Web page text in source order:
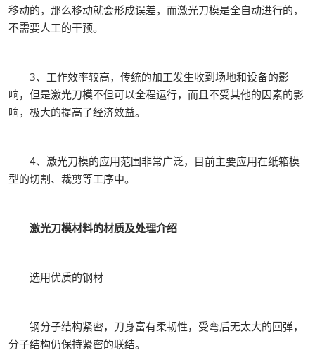
移动的，那么移动就会形成误差，而激光刀模是全自动进行的，
不需要人工的干预。
3、工作效率较高，传统的加工发生收到场地和设备的影
响，但是激光刀模不但可以全程运行，而且不受其他的因素的影
响，极大的提高了经济效益。
4、激光刀模的应用范围非常广泛，目前主要应用在纸箱模
型的切割、裁剪等工序中。
激光刀模材料的材质及处理介绍
选用优质的钢材
钢分子结构紧密，刀身富有柔韧性，受弯后无太大的回弹，
分子结构仍保持紧密的联结。